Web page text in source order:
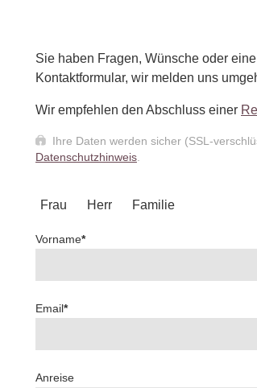
Sie haben Fragen, Wünsche oder
Kontaktformular, wir melden uns
Wir empfehlen den Abschluss einer
Ihre Daten werden sicher (SSL-
Datenschutzhinweis
Frau Herr Familie
Vorname*
Email*
Anreise